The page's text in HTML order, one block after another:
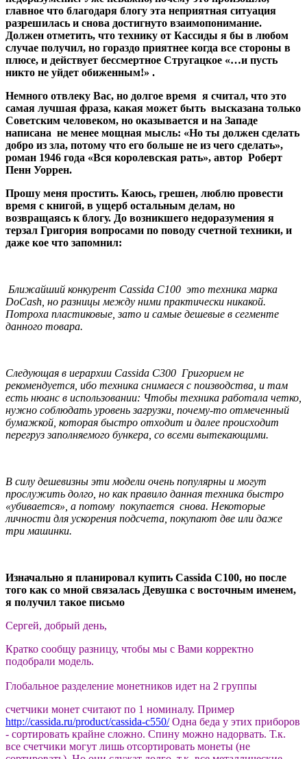
главное что благодаря блогу эта неприятная ситуация
разрешилась и снова достигнуто взаимопонимание.
Должен отметить, что технику от Кассиды я бы в любом
случае получил, но гораздо приятнее когда все стороны в
плюсе, и действует бессмертное Стругацкое «…и пусть
никто не уйдет обиженным!» .
Немного отвлеку Вас, но долгое время я считал, что это
самая лучшая фраза, какая может быть высказана только
Советским человеком, но оказывается и на Западе
написана не менее мощная мысль: «Но ты должен сделать
добро из зла, потому что его больше не из чего сделать»,
роман 1946 года «Вся королевская рать», автор Роберт
Пенн Уоррен.
Прошу меня простить. Каюсь, грешен, люблю провести
время с книгой, в ущерб остальным делам, но
возвращаясь к блогу. До возникшего недоразумения я
терзал Григория вопросами по поводу счетной техники, и
даже кое что запомнил:
Ближайший конкурент Cassida C100 это техника марка
DoCash, но разницы между ними практически никакой.
Потроха пластиковые, зато и самые дешевые в сегменте
данного товара.
Следующая в иерархии Cassida C300 Григорием не
рекомендуется, ибо техника снимаеся с поизводства, и там
есть нюанс в использовании: Чтобы техника работала четко,
нужно соблюдать уровень загрузки, почему-то отмеченный
бумажкой, которая быстро отходит и далее происходит
перегруз заполняемого бункера, со всеми вытекающими.
В силу дешевизны эти модели очень популярны и могут
прослужить долго, но как правило данная техника быстро
«убивается», а потому покупается снова. Некоторые
личности для ускорения подсчета, покупают две или даже
три машинки.
Изначально я планировал купить Cassida C100, но после
того как со мной связалась Девушка с восточным именем,
я получил такое письмо
Сергей, добрый день,
Кратко сообщу разницу, чтобы мы с Вами корректно
подобрали модель.
Глобальное разделение монетников идет на 2 группы
счетчики монет считают по 1 номиналу. Пример
http://cassida.ru/product/cassida-c550/Одна беда у этих приборов
- сортировать крайне сложно. Спину можно надорвать. Т.к.
все счетчики могут лишь отсортировать монеты (не